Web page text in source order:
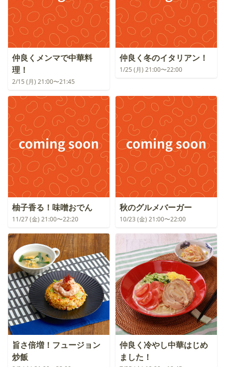
仲良くメンマで中華料
理！
2/15 (月) 21:00〜21:45
仲良く冬のイタリアン！
1/25 (月) 21:00〜22:00
柚子香る！味噌おでん
11/27 (金) 21:00〜22:20
秋のグルメバーガー
10/23 (金) 21:00〜22:00
旨さ倍増！フュージョン
炒飯
仲良く冷やし中華はじめ
ました！